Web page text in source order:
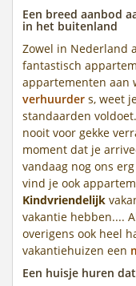
Een breed aanbod
in het buitenland
Zowel in Nederland
fantastisch
appartementen aan
verhuurder s, weet
standaarden
nooit voor gekke
moment dat je
vandaag nog ons
vind je ook
Kindvriendelijk
vakantie hebben....
overigens ook heel
vakantiehuizen een
Een huisje huren